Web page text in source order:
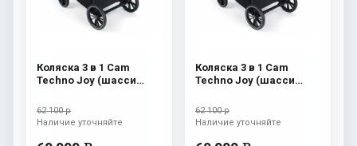
Коляска 3 в 1 Cam
Techno Joy (шасси
62 100 р
Наличие уточняйте
Коляска 3 в 1 Cam
Techno Joy (шасси
62 100 р
Наличие уточняйте